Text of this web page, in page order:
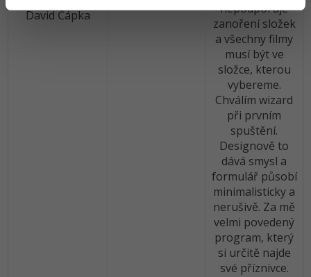
David Čápka
nepodporuje
zanoření složek
a všechny filmy
musí být ve
složce, kterou
vybereme.
Chválím wizard
při prvním
spuštění.
Designově to
dává smysl a
formulář působí
minimalisticky a
nerušivě. Za mě
velmi povedený
program, který
si určitě najde
své příznivce.